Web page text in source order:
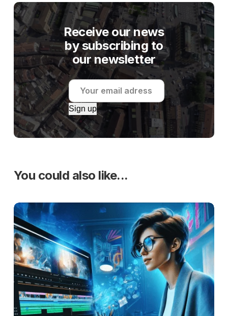
Receive our news
by subscribing to
our newsletter
Sign up
You could also like...